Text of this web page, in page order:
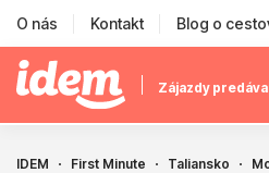
O nás Kontakt Blog o
Zájazdy
IDEM First Minute Taliansko